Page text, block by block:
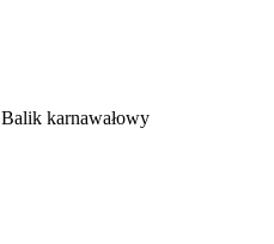
Balik karnawałowy